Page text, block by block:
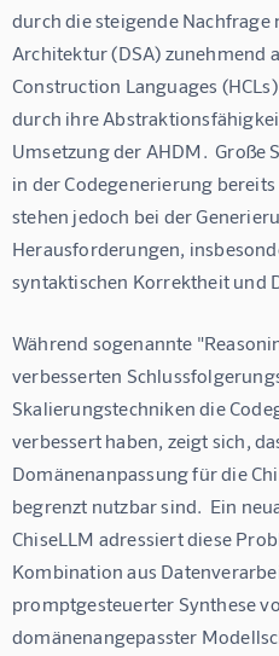
durch die steigende
Architektur (DSA) zunehmend
Construction Languages
durch ihre
Umsetzung der AHDM.  Große
in der Codegenerierung
stehen jedoch bei der
Herausforderungen,
syntaktischen Korrektheit und
Während sogenannte
verbesserten
Skalierungstechniken die
verbessert haben, zeigt sich,
Domänenanpassung für die
begrenzt nutzbar sind.  Ein
ChiseLLM adressiert diese
Kombination aus
promptgesteuerter Synthese
domänenangepasster